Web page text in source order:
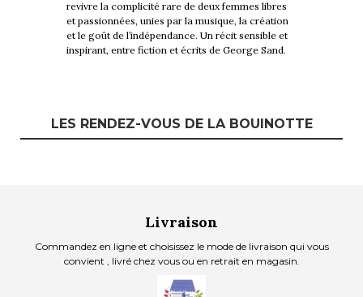
LES RENDEZ-VOUS DE LA BOUINOTTE
revivre la complicité rare de deux femmes libres
et passionnées, unies par la musique, la création
et le goût de l’indépendance. Un récit sensible et
inspirant, entre fiction et écrits de George Sand.
Livraison
Commandez en ligne et choisissez le mode de livraison qui vous
convient , livré chez vous ou en retrait en magasin.